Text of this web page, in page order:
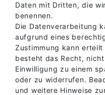
INFORMATIONEN
ABHOLLAGER
KONTAKT
Daten mit Dritten, die
benennen.
Die Datenverarbeitung
aufgrund eines
Zustimmung kann
besteht das Recht,
Einwilligung zu einem
oder zu widerrufen.
und weitere Hinweise